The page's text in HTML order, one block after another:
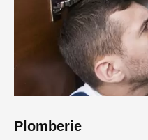
Plomberie